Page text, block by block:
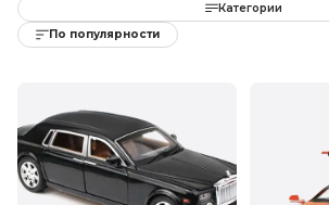
Категории
По популярности